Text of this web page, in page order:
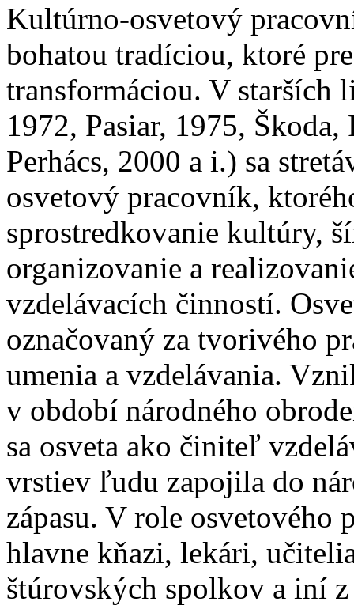
Kultúrno-osvetový
bohatou tradíciou, ktoré
transformáciou. V starších
1972, Pasiar, 1975, Škoda,
Perhács, 2000 a i.) sa
osvetový pracovník,
sprostredkovanie kultúry,
organizovanie a
vzdelávacích činností.
označovaný za tvorivého
umenia a vzdelávania.
v období národného
sa osveta ako činiteľ
vrstiev ľudu zapojila do
zápasu. V role
hlavne kňazi, lekári,
štúrovských spolkov a iní